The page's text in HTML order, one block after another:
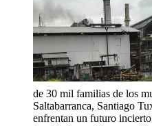
de 30 mil familias de los
Saltabarranca, Santiago
enfrentan un futuro